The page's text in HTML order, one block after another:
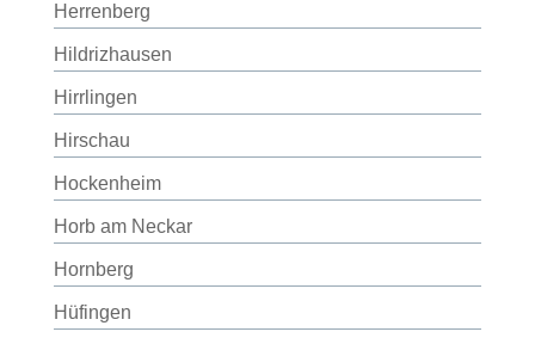
Herrenberg
Hildrizhausen
Hirrlingen
Hirschau
Hockenheim
Horb am Neckar
Hornberg
Hüfingen